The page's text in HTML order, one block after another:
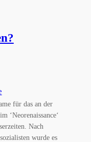
für das an der
‘Neorenaissance‘
Nach
wurde es